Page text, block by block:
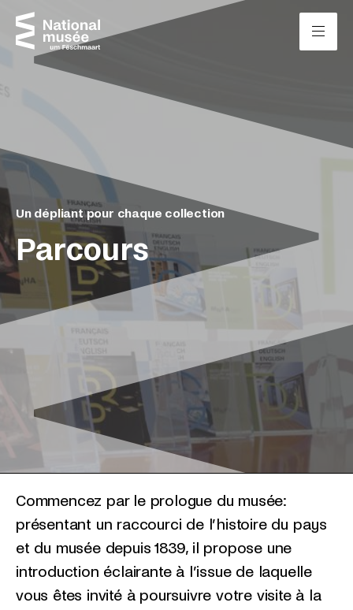
Passer directement au contenu
Parcours
Un dépliant pour chaque collection
Commencez par le prologue du musée:
présentant un raccourci de l’histoire du pays
et du musée depuis 1839, il propose une
introduction éclairante à l’issue de laquelle
vous êtes invité à poursuivre votre visite à la
Panneau de gestion des cookies